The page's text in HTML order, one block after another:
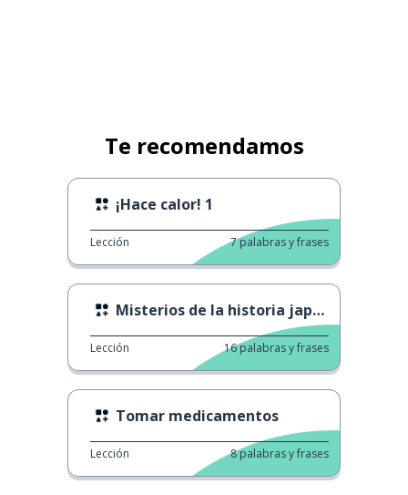
Te recomendamos
¡Hace calor! 1
Lección 7palabras y frases
Misterios de la historia japonesa
Lección 16palabras y frases
Tomar medicamentos
Lección 8palabras y frases